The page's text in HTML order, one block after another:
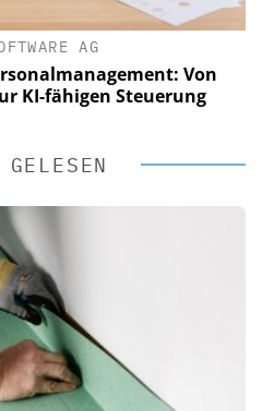
AG
Von
KI-fähigen Steuerung